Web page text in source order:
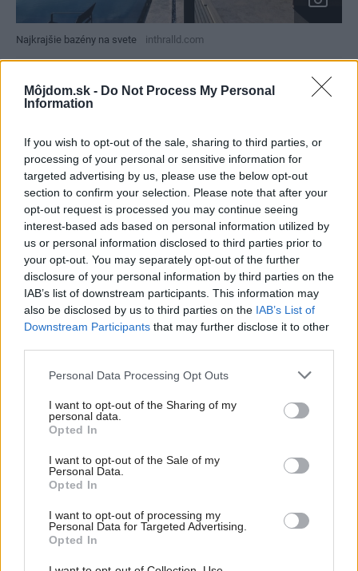
Môjdom.sk - Do Not Process My Personal
Information
If you wish to opt-out of the sale, sharing to third parties, or
processing of your personal or sensitive information for
targeted advertising by us, please use the below opt-out
section to confirm your selection. Please note that after your
opt-out request is processed you may continue seeing
interest-based ads based on personal information utilized by
us or personal information disclosed to third parties prior to
your opt-out. You may separately opt-out of the further
disclosure of your personal information by third parties on the
IAB’s list of downstream participants. This information may
also be disclosed by us to third parties on the IAB’s List of
Downstream Participants that may further disclose it to other
Please note that this website/app uses one or more Google
not limited to your visit or usage behaviour. You may click to
grant or deny consent to Google and its third-party tags to
use your data for below specified purposes in below Google
consent section.
Personal Data Processing Opt Outs
I want to opt-out of the Sharing of my
personal data.
Opted In
I want to opt-out of the Sale of my
Personal Data.
Opted In
I want to opt-out of processing my
Personal Data for Targeted Advertising.
Opted In
Najkrajšie bazény na svete inthralld.com
Najkrajšie bazény na svete inthralld.com